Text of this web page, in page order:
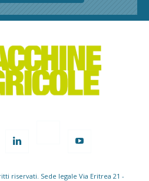
riservati. Sede legale Via Eritrea 21 -